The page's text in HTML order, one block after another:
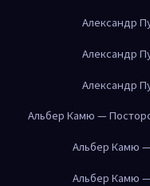
Александр
Александр
Александр
Альбер Камю —
Альбер Камю
Альбер Камю